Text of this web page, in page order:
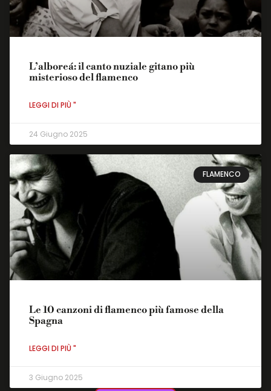
L’alboreá: il canto nuziale gitano più
misterioso del flamenco
LEGGI DI PIÙ "
24 Giugno 2025
FLAMENCO
Le 10 canzoni di flamenco più famose della
Spagna
LEGGI DI PIÙ "
3 Giugno 2025